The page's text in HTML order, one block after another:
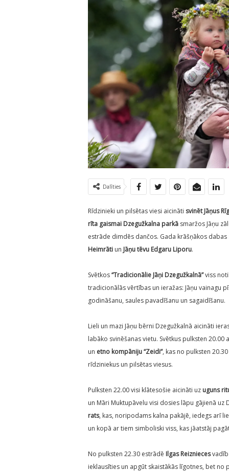
Dalīties
Rīdzinieki un pilsētas viesi aicināti svinēt Jāņus
rīta gaismai Dzegužkalna parkā smaržos Jāņu
estrāde dimdēs dančos. Gada krāšņākos
Heimrāti un Jāņu tēvu Edgaru Liporu.
Svētkos“Tradicionālie Jāņi Dzegužkalnā”viss
tradicionālās vērtības un ieražas: Jāņu vainagu
godināšanu, saules pavadīšanu un sagaidīšanu.
Lieli un mazi Jāņu bērni Dzegužkalnā aicināti
labāko svinēšanas vietu. Svētkus pulksten 20.00
un etno kompāniju “Zeidi”, kas no pulksten
rīdziniekus un pilsētas viesus.
Pulksten 22.00 visi klātesošie aicināti uz uguns
un Māri Muktupāvelu visi dosies lāpu gājienā
rats, kas, noripodams kalna pakājē, iedegs arī
un kopā ar tiem simboliski viss, kas jāatstāj
No pulksten 22.30 estrādē Ilgas Reiznieces
ieklausīties un apgūt skaistākās līgotnes, bet no